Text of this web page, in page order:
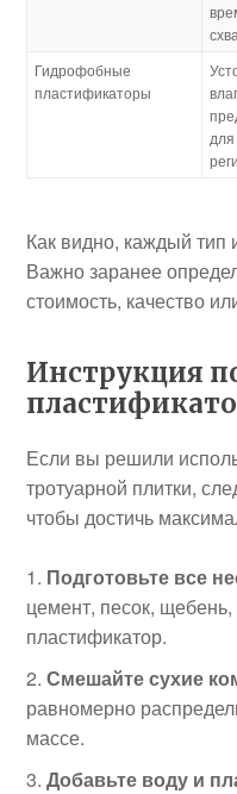
Гидрофобные
пластификаторы
Как видно, каждый
Важно заранее
стоимость, качество
Инструкция
Если вы решили
тротуарной плитки,
чтобы достичь
Подготовьте все
цемент, песок,
пластификатор.
Смешайте сухие
равномерно
массе.
Добавьте воду и